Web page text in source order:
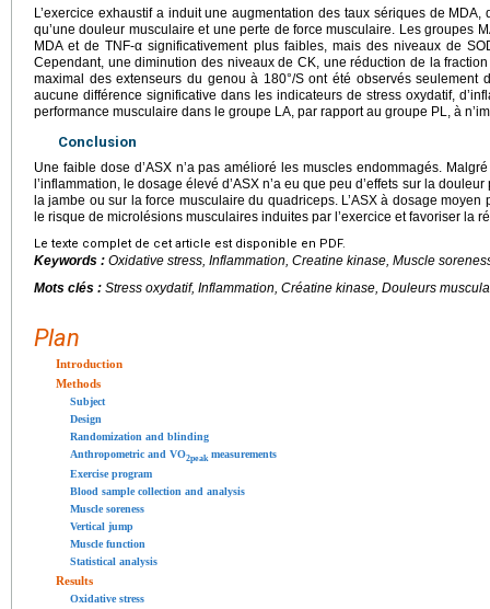
L’exercice exhaustif a induit une augmentation des taux sériques de
qu’une douleur musculaire et une perte de force musculaire. Les groupes
MDA et de TNF-α significativement plus faibles, mais des niveaux de
Cependant, une diminution des niveaux de CK, une réduction de la
maximal des extenseurs du genou à 180°/S ont été observés seulement
aucune différence significative dans les indicateurs de stress oxydatif,
performance musculaire dans le groupe LA, par rapport au groupe PL, à
Conclusion
Une faible dose d’ASX n’a pas amélioré les muscles endommagés.
l’inflammation, le dosage élevé d’ASX n’a eu que peu d’effets sur la
la jambe ou sur la force musculaire du quadriceps. L’ASX à dosage
le risque de microlésions musculaires induites par l’exercice et favoriser la
Le texte complet de cet article est disponible en PDF.
Keywords : Oxidative stress, Inflammation, Creatine kinase, Muscle
Mots clés : Stress oxydatif, Inflammation, Créatine kinase, Douleurs
Plan
Introduction
Methods
Subject
Design
Randomization and blinding
Anthropometric and VO2peak measurements
Exercise program
Blood sample collection and analysis
Muscle soreness
Vertical jump
Muscle function
Statistical analysis
Results
Oxidative stress